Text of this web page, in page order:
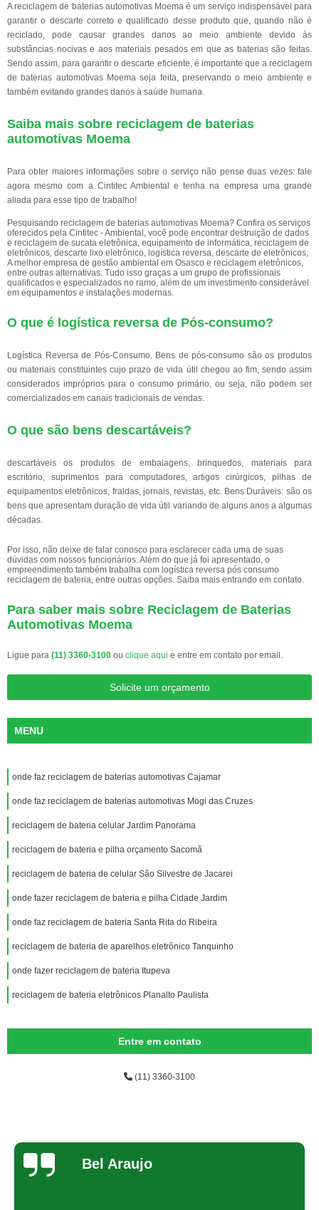
A reciclagem de baterias automotivas Moema é um serviço indispensável para
garantir o descarte correto e qualificado desse produto que, quando não é
reciclado, pode causar grandes danos ao meio ambiente devido às
substâncias nocivas e aos materiais pesados em que as baterias são feitas.
Sendo assim, para garantir o descarte eficiente, é importante que a reciclagem
de baterias automotivas Moema seja feita, preservando o meio ambiente e
também evitando grandes danos à saúde humana.
Saiba mais sobre reciclagem de baterias
automotivas Moema
Para obter maiores informações sobre o serviço não pense duas vezes: fale
agora mesmo com a Cintitec Ambiental e tenha na empresa uma grande
aliada para esse tipo de trabalho!
Pesquisando reciclagem de baterias automotivas Moema? Confira os serviços
oferecidos pela Cintitec - Ambiental, você pode encontrar destruição de dados
e reciclagem de sucata eletrônica, equipamento de informática, reciclagem de
eletrônicos, descarte lixo eletrônico, logística reversa, descarte de eletrônicos,
A melhor empresa de gestão ambiental em Osasco e reciclagem eletrônicos,
entre outras alternativas. Tudo isso graças a um grupo de profissionais
qualificados e especializados no ramo, além de um investimento considerável
em equipamentos e instalações modernas.
O que é logística reversa de Pós-consumo?
Logística Reversa de Pós-Consumo. Bens de pós-consumo são os produtos
ou materiais constituintes cujo prazo de vida útil chegou ao fim, sendo assim
considerados impróprios para o consumo primário, ou seja, não podem ser
comercializados em canais tradicionais de vendas.
O que são bens descartáveis?
descartáveis os produtos de embalagens, brinquedos, materiais para
escritório, suprimentos para computadores, artigos cirúrgicos, pilhas de
equipamentos eletrônicos, fraldas, jornais, revistas, etc. Bens Duráveis: são os
bens que apresentam duração de vida útil variando de alguns anos a algumas
décadas.
Por isso, não deixe de falar conosco para esclarecer cada uma de suas
dúvidas com nossos funcionários. Além do que já foi apresentado, o
empreendimento também trabalha com logística reversa pós consumo
reciclagem de bateria, entre outras opções. Saiba mais entrando em contato.
Para saber mais sobre Reciclagem de Baterias
Automotivas Moema
Ligue para (11) 3360-3100 ou clique aqui e entre em contato por email.
Solicite um orçamento
MENU
onde faz reciclagem de baterias automotivas Cajamar
onde faz reciclagem de baterias automotivas Mogi das Cruzes
reciclagem de bateria celular Jardim Panorama
reciclagem de bateria e pilha orçamento Sacomã
reciclagem de bateria de celular São Silvestre de Jacarei
onde fazer reciclagem de bateria e pilha Cidade Jardim
onde faz reciclagem de bateria Santa Rita do Ribeira
reciclagem de bateria de aparelhos eletrônico Tanquinho
onde fazer reciclagem de bateria Itupeva
reciclagem de bateria eletrônicos Planalto Paulista
Entre em contato
(11) 3360-3100
Bel Araujo